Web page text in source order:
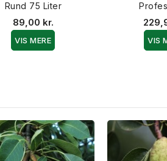
Rund 75 Liter
89,00 kr.
VIS MERE VIS